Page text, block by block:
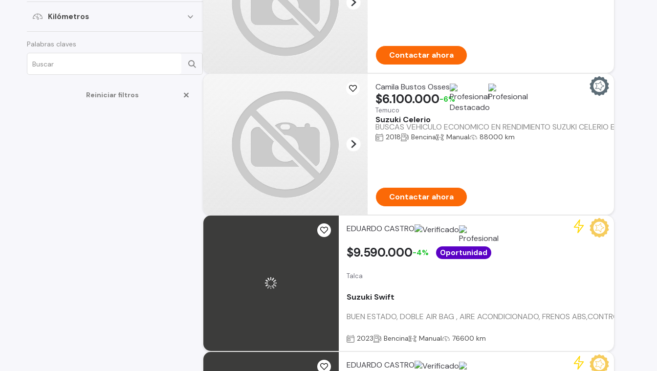
Chery
Kilómetros
Palabras claves
Reiniciar filtros
Contactar ahora
Camila Bustos Osses
Temuco
Suzuki Celerio
BUSCAS VEHICULO ECONOMICO EN RENDIMIENTO SUZUKI CELERIO ES EL
$6.100.000-6%
2018 Bencina Manual 88000 km
Contactar ahora
EDUARDO CASTRO
Talca
Suzuki Swift
BUEN ESTADO, DOBLE AIR BAG , AIRE ACONDICIONADO, FRENOS ABS,CONTROL DE
$9.590.000-4% Oportunidad
2023 Bencina Manual 76600 km
EDUARDO CASTRO